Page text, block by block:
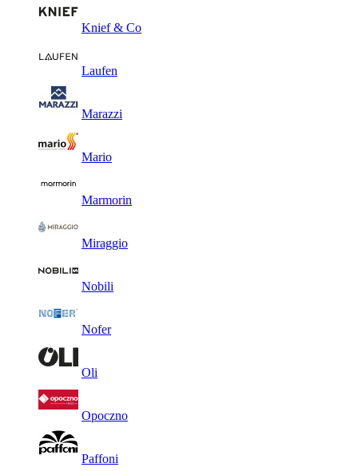
Knief & Co
Laufen
Marazzi
Mario
Marmorin
Miraggio
Nobili
Nofer
Oli
Opoczno
Paffoni